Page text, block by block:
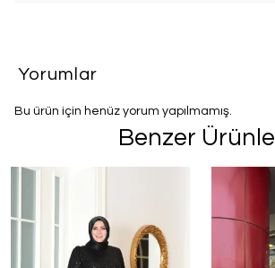
Yorumlar
Bu ürün için henüz yorum yapılmamış.
Benzer